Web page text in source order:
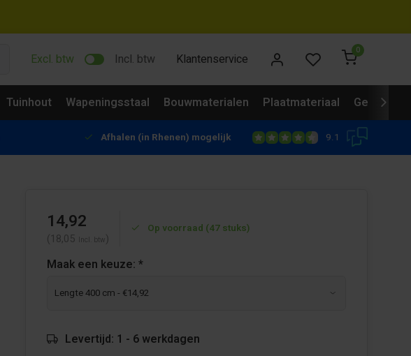
Excl. btw Incl. btw Klantenservice
0
Tuinhout Wapeningsstaal Bouwmaterialen Plaatmateriaal
Afhalen (in Rhenen) mogelijk 9.1
14,92
(18,05 Incl. btw )
Op voorraad (47 stuks)
Maak een keuze: *
Levertijd: 1 - 6 werkdagen